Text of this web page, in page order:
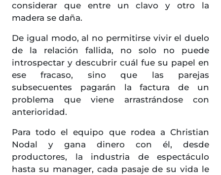
considerar que entre un clavo y otro la
madera se daña.
De igual modo, al no permitirse vivir el duelo
de la relación fallida, no solo no puede
introspectar y descubrir cuál fue su papel en
ese fracaso, sino que las parejas
subsecuentes pagarán la factura de un
problema que viene arrastrándose con
anterioridad.
Para todo el equipo que rodea a Christian
Nodal y gana dinero con él, desde
productores, la industria de espectáculo
hasta su manager, cada pasaje de su vida le